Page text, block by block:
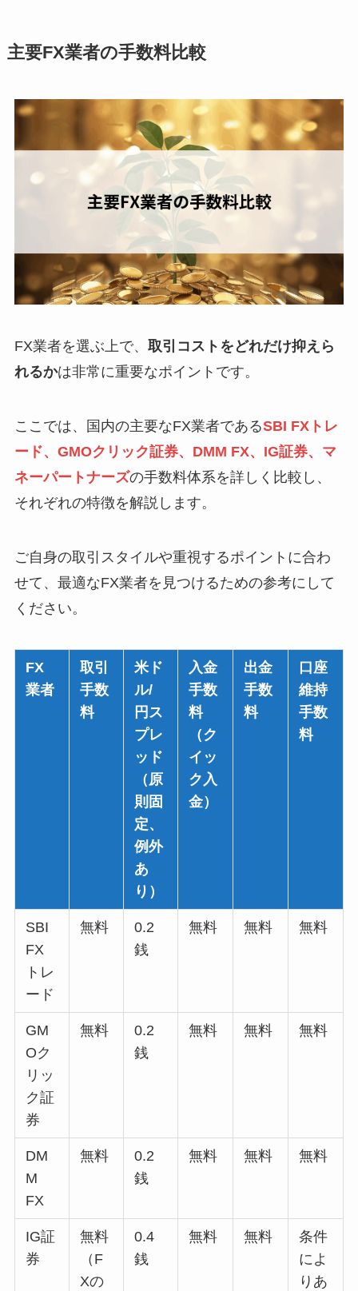
主要FX業者の手数料比較
FX業者を選ぶ上で、 取引コストをどれだけ抑えら
れるかは非常に重要なポイントです。
ここでは、国内の主要なFX業者であるSBI FXトレ
ード、 GMOクリック証券、 DMM FX、 IG証券、 マ
ネーパートナーズの手数料体系を詳しく比較し、
それぞれの特徴を解説します。
ご自身の取引スタイルや重視するポイントに合わ
せて、最適なFX業者を見つけるための参考にして
ください。
FX
業者
取引
手数
料
米ド
ル/
円ス
プレ
ッド
（原
則固
定、
例外
あ
り）
入金
手数
料
（ク
イッ
ク入
金）
出金
手数
料
口座
維持
手数
料
SBI
FX
トレ
ード
無料
0.2
銭
無料 無料 無料
GM
Oク
リッ
ク証
券
無料
0.2
銭
無料 無料 無料
DM
M
FX
無料
0.2
銭
無料 無料 無料
IG証
券
無料
（F
Xの
0.4
銭
無料 無料
条件
によ
りあ